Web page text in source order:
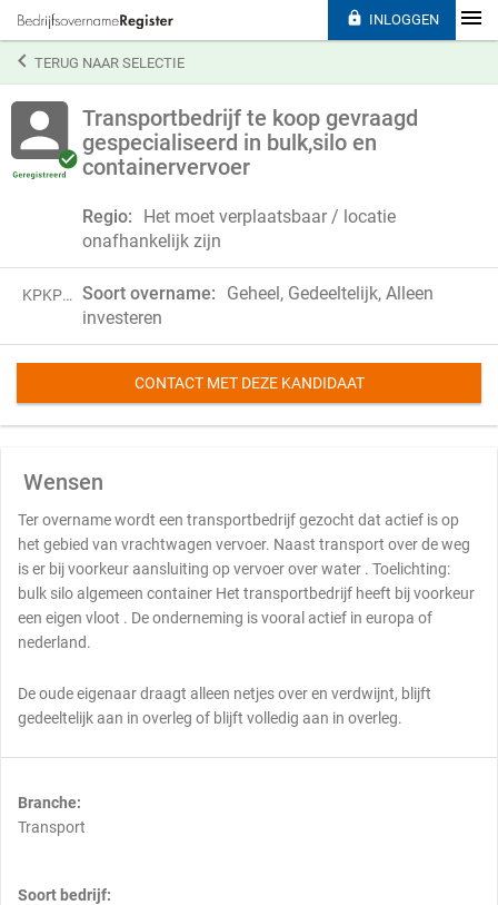
TERUG NAAR SELECTIE
Transportbedrijf te koop gevraagd
gespecialiseerd in bulk,silo en
containervervoer
Regio:
Het moet verplaatsbaar / locatie
onafhankelijk zijn
KPKP18KRF14S Soort overname:
Geheel, Gedeeltelijk, Alleen
investeren
CONTACT MET DEZE KANDIDAAT
Wensen
Ter overname wordt een transportbedrijf gezocht dat actief is op
het gebied van vrachtwagen vervoer. Naast transport over de weg
is er bij voorkeur aansluiting op vervoer over water . Toelichting:
bulk silo algemeen container Het transportbedrijf heeft bij voorkeur
een eigen vloot . De onderneming is vooral actief in europa of
nederland.
De oude eigenaar draagt alleen netjes over en verdwijnt, blijft
gedeeltelijk aan in overleg of blijft volledig aan in overleg.
Branche:
Transport
Soort bedrijf:
 INLOGGEN